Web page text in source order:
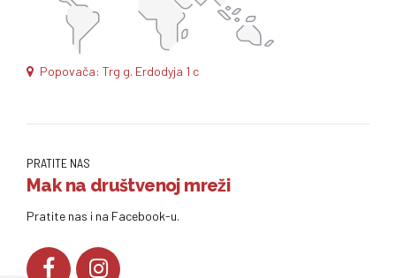
Popovača: Trg g. Erdodyja 1 c
PRATITE NAS
Mak na društvenoj mreži
Pratite nas i na Facebook-u.